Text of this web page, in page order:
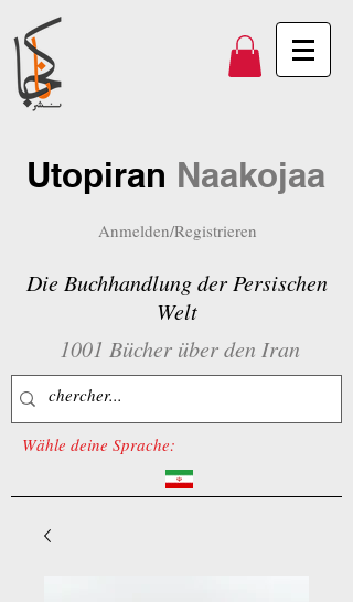
Utopiran Naakojaa
Anmelden/Registrieren
Die Buchhandlung der Persischen
Welt
1001 Bücher über den Iran
Wähle deine Sprache: